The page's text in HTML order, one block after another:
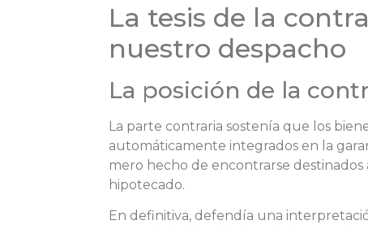
La tesis de la
nuestro despacho
La posición de la
La parte contraria sostenía que los
automáticamente integrados en la
mero hecho de encontrarse
hipotecado.
En definitiva, defendía una